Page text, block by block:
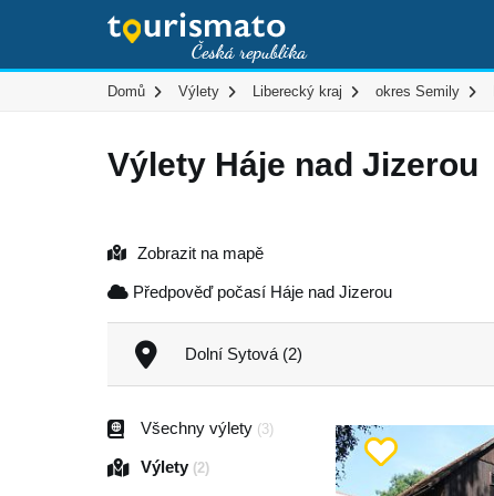
Domů Výlety Liberecký kraj okres Semily
Výlety Háje nad Jizerou
Zobrazit na mapě
Předpověď počasí Háje nad Jizerou
Dolní Sytová (2)
Všechny výlety (3)
Výlety (2)